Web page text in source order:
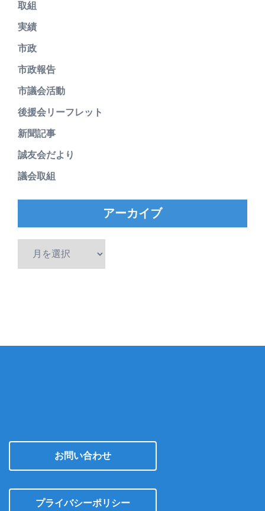
取組
実績
市政
市政報告
市議会活動
後援会リーフレット
新聞記事
誠友会だより
議会取組
アーカイブ
お問い合わせ
プライバシーポリシー